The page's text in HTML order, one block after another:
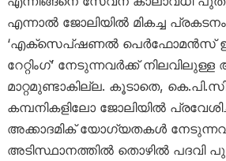
എന്നാൽ ജോലിയിൽ മികച്ച
‘എക്സെപ്ഷണൽ പെർഫോമൻസ്
റേറ്റിംഗ്’ നേടുന്നവർക്ക്
മാറ്റമുണ്ടാകില്ല. കൂടാതെ,
കമ്പനികളിലോ ജോലിയിൽ
അക്കാദമിക് യോഗ്യതകൾ
അടിസ്ഥാനത്തിൽ തൊഴിൽ പദവി